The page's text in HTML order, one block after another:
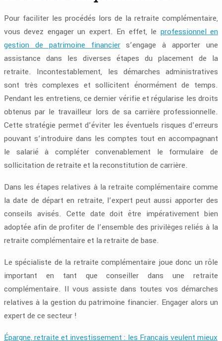
Pour faciliter les procédés lors de la retraite complémentaire,
vous devez engager un expert. En effet, le professionnel en
gestion de patrimoine financiers’engage à apporter une
assistance dans les diverses étapes du placement de la
retraite. Incontestablement, les démarches administratives
sont très complexes et sollicitent énormément de temps.
Pendant les entretiens, ce dernier vérifie et régularise les droits
obtenus par le travailleur lors de sa carrière professionnelle.
Cette stratégie permet d’éviter les éventuels risques d’erreurs
pouvant s’introduire dans les comptes tout en accompagnant
le salarié à compléter convenablement le formulaire de
sollicitation de retraite et la reconstitution de carrière.
Dans les étapes relatives à la retraite complémentaire comme
la date de départ en retraite, l’expert peut aussi apporter des
conseils avisés. Cette date doit être impérativement bien
adoptée afin de profiter de l’ensemble des privilèges reliés à la
retraite complémentaire et la retraite de base.
Le spécialiste de la retraite complémentaire joue donc un rôle
important en tant que conseiller dans une retraite
complémentaire. Il vous assiste dans toutes vos démarches
relatives à la gestion du patrimoine financier. Engager alors un
expert de ce secteur !
Épargne, retraite et investissement : les Français veulent mieux